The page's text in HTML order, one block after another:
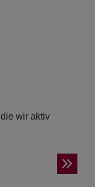
wir aktiv